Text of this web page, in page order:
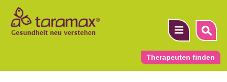
Therapeuten finden